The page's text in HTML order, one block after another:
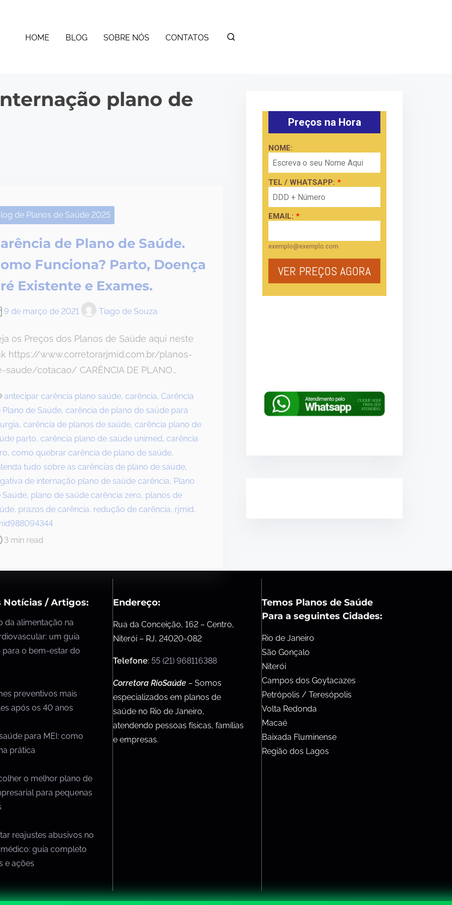
HOME BLOG SOBRE NÓS CONTATOS
plano de
de Planos de Saúde 2025
de Plano de Saúde.
Funciona? Parto, Doença
Existente e Exames.
9 de março de 2021 Tiago de Souza
os Preços dos Planos de Saúde aqui neste
https://www.corretorarjmid.com.br/planos-
saude/cotacao/ CARÊNCIA DE PLANO…
antecipar carência plano saúde, carência, Carência
Plano de Saúde, carência de plano de saúde para
, carência de planos de saúde, carência plano de
parto, carência plano de saúde unimed, carência
, como quebrar carência de plano de saúde,
tudo sobre as carências de plano de saúde,
de internação plano de saúde carência, Plano
Saúde, plano de saúde carência zero, planos de
, prazos de carência, redução de carência, rjmid,
3 min read
Notícias / Artigos:
da alimentação na
um guia
o bem-estar do
preventivos mais
após os 40 anos
para MEI: como
prática
o melhor plano de
para pequenas
reajustes abusivos no
guia completo
e ações
Endereço:
Rua da Conceição, 162 – Centro,
Niterói – RJ, 24020-082
Telefone: 55 (21) 968116388
Corretora RioSaúde – Somos
especializados em planos de
saúde no Rio de Janeiro,
atendendo pessoas físicas, famílias
e empresas.
Temos Planos de Saúde
Para a seguintes Cidades:
Rio de Janeiro
São Gonçalo
Niterói
Campos dos Goytacazes
Petrópolis / Teresópolis
Volta Redonda
Macaé
Baixada Fluminense
Região dos Lagos